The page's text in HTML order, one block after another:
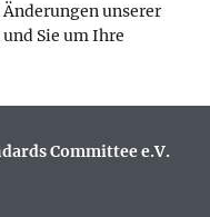
unserer
Sie um Ihre
Committee e.V.